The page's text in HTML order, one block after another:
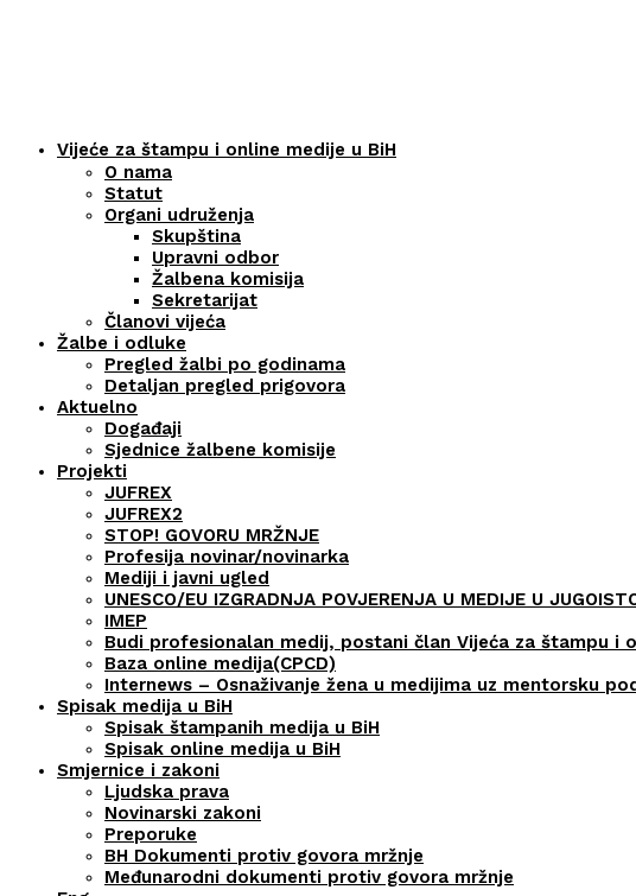
Vijeće za štampu i online medije u BiH
O nama
Statut
Organi udruženja
Skupština
Upravni odbor
Žalbena komisija
Sekretarijat
Članovi vijeća
Žalbe i odluke
Pregled žalbi po godinama
Detaljan pregled prigovora
Aktuelno
Događaji
Sjednice žalbene komisije
Projekti
JUFREX
JUFREX2
STOP! GOVORU MRŽNJE
Profesija novinar/novinarka
Mediji i javni ugled
UNESCO/EU IZGRADNJA POVJERENJA U MEDIJE U
IMEP
Budi profesionalan medij, postani član Vijeća za štampu i
Baza online medija(CPCD)
Internews – Osnaživanje žena u medijima uz mentorsku
Spisak medija u BiH
Spisak štampanih medija u BiH
Spisak online medija u BiH
Smjernice i zakoni
Ljudska prava
Novinarski zakoni
Preporuke
BH Dokumenti protiv govora mržnje
Međunarodni dokumenti protiv govora mržnje